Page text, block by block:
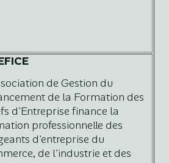
de Gestion du
de la Formation des
d'Entreprise finance la
professionnelle des
d'entreprise du
de l'industrie et des